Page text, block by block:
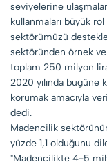
seviyelerine
kullanmaları büyük
sektörümüzü
sektöründen örnek
toplam 250 milyon
2020 yılında
korumak amacıyla
dedi.
Madencilik
yüzde 1,1 olduğunu
"Madencilikte 4-5